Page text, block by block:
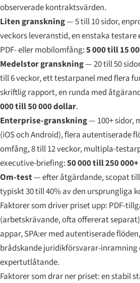
observerade kontraktsvärden.
Liten granskning— 5 till 10 sidor,
veckors leveranstid, en enstaka
PDF- eller mobilomfång:5 000 till 15
Medelstor granskning— 20 till 50
till 6 veckor, ett testarpanel med flera
skriftlig rapport, en runda med
000 till 50 000 dollar.
Enterprise-granskning— 100+ sidor,
(iOS och Android), flera autentiserade
omfång, 8 till 12 veckor, multipla-
executive-briefing:50 000 till 250
Om-test— efter åtgärdande, scopat
typiskt 30 till 40% av den ursprungliga
Faktorer som driver priset upp: PDF-
(arbetskrävande, ofta offererat
appar, SPA:er med autentiserade
brådskande juridikförsvarar-inramning
expertutlåtande.
Faktorer som drar ner priset: en stabil